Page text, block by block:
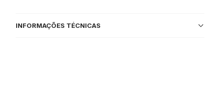
INFORMAÇÕES TÉCNICAS